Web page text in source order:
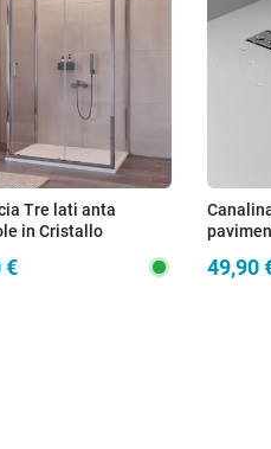
Tre lati anta
in Cristallo
6mm H195 AGATA
€ 49,90